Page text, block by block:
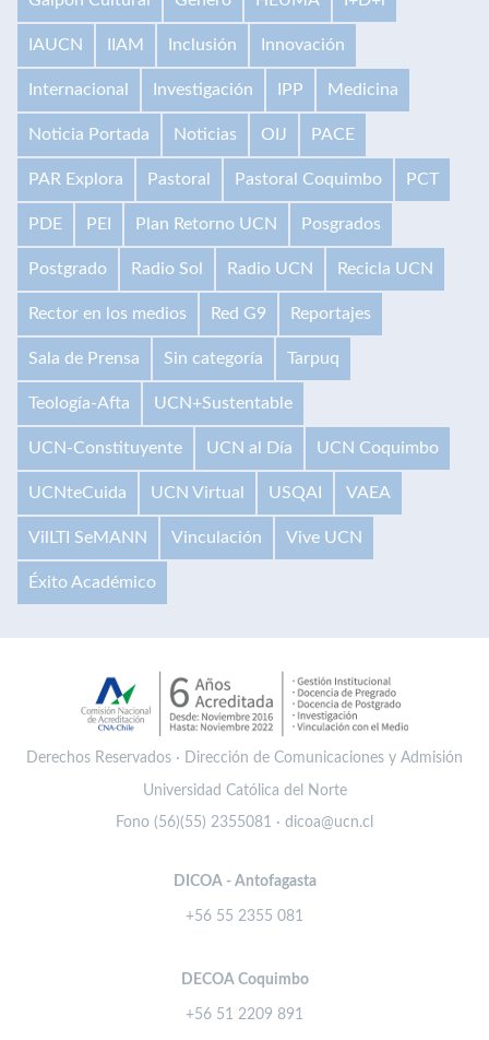
IAUCN IIAM Inclusión Innovación
Internacional Investigación IPP Medicina
Noticia Portada Noticias OIJ PACE
PAR Explora Pastoral Pastoral Coquimbo PCT
PDE PEI Plan Retorno UCN Posgrados
Postgrado Radio Sol Radio UCN Recicla UCN
Rector en los medios Red G9 Reportajes
Sala de Prensa Sin categoría Tarpuq
Teología-Afta UCN+Sustentable
UCN-Constituyente UCN al Día UCN Coquimbo
UCNteCuida UCN Virtual USQAI VAEA
VilLTI SeMANN Vinculación Vive UCN
Éxito Académico
Derechos Reservados · Dirección de Comunicaciones y Admisión
Universidad Católica del Norte
Fono (56)(55) 2355081 · dicoa@ucn.cl
DICOA - Antofagasta
+56 55 2355 081
DECOA Coquimbo
+56 51 2209 891